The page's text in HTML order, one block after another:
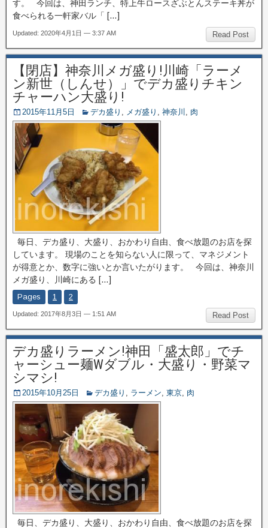
す。 今回は、神田ランチ、特上牛ロースざぶとんステーキ丼が
食べられる一軒家バル「 […]
Read Post
Updated: 2020年4月1日 — 3:37 AM
【閉店】神奈川メガ盛り!川崎「ラーメ
ン新世（しんせ）」でデカ盛りチキン
チャーハン大盛り!
2015年11月5日 デカ盛り , メガ盛り , 神奈川 , 肉
毎日、デカ盛り、大盛り、おかわり自由、食べ放題のお店を探
しています。 現場のことを知らない人に限って、マネジメント
が得意とか、数字に強いとか言いたがります。 今回は、神奈川
メガ盛り、川崎にある […]
Pages 1 2
Read Post
Updated: 2017年8月3日 — 1:51 AM
デカ盛りラーメン!神田「盛太郎」でチ
ャーシュー麺Wダブル・大盛り・野菜マ
シマシ!
2015年10月25日 デカ盛り , ラーメン, 東京, 肉
毎日、デカ盛り、大盛り、おかわり自由、食べ放題のお店を探